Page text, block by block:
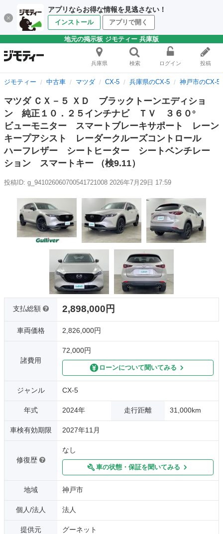
アプリならお得な情報を見逃さない！
インストール アプリで開く
地元の掲示板 ジモティー 兵庫版
兵庫県 検索 ログイン 投稿
ジモティー 中古車 マツダ CX-5 兵庫県のCX-5 神戸市のCX-5
マツダ ＣＸ－５ ＸＤ ブラックトーンエディショ
ン 純正１０．２５インチナビ ＴＶ ３６０°
ビューモニター スマートブレーキサポート レーン
キープアシスト レーダークルーズコントロール
ハーフレザー シートヒーター シートベンチレー
ション スマートキー （検9.11）
投稿ID: g_941026060700541721008 2026年7月29日 17:59
支払総額 2,898,000円
車両価格 2,826,000円
諸費用
72,000円
ローンについて聞いてみる
ジャンル CX-5
年式 2024年 走行距離 31,000km
車検有効期限 2027年11月
修復歴
なし
車の状態・保証を聞いてみる
地域 神戸市
個人/法人 法人
提供元 グーネット